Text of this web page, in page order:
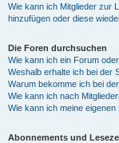
Wie kann ich Mitglieder zur
hinzufügen oder diese
Die Foren durchsuchen
Wie kann ich ein Forum
Weshalb erhalte ich bei der
Warum bekomme ich bei
Wie kann ich nach
Wie kann ich meine
Abonnements und